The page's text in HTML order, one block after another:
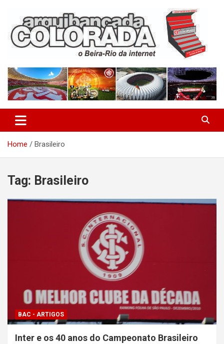
content
Arquibancada Colorada
Home Brasileiro
Tag: Brasileiro
BAC - ARTIGOS
Inter e os 40 anos do Campeonato Brasileiro